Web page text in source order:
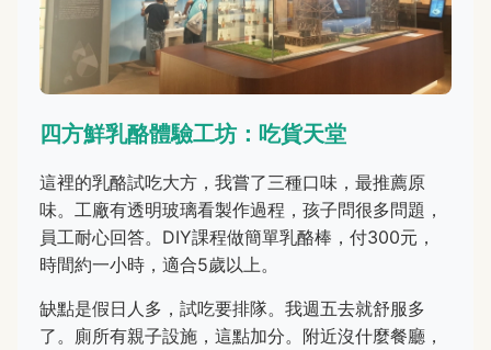
四方鮮乳酪體驗工坊：吃貨天堂
這裡的乳酪試吃大方，我嘗了三種口味，最推薦原
味。工廠有透明玻璃看製作過程，孩子問很多問題，
員工耐心回答。DIY課程做簡單乳酪棒，付300元，
時間約一小時，適合5歲以上。
缺點是假日人多，試吃要排隊。我週五去就舒服多
了。廁所有親子設施，這點加分。附近沒什麼餐廳，